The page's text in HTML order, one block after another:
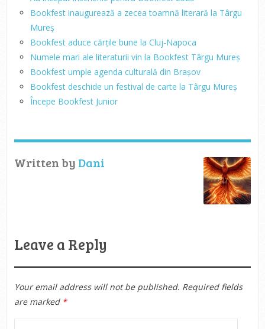
Bookfest inaugurează a zecea toamnă literară la Târgu
Mureș
Bookfest aduce cărțile bune la Cluj-Napoca
Numele mari ale literaturii vin la Bookfest Târgu Mureș
Bookfest umple agenda culturală din Brașov
Bookfest deschide un festival de carte la Târgu Mureș
Începe Bookfest Junior
Written by Dani
Leave a Reply
Your email address will not be published. Required fields
are marked *